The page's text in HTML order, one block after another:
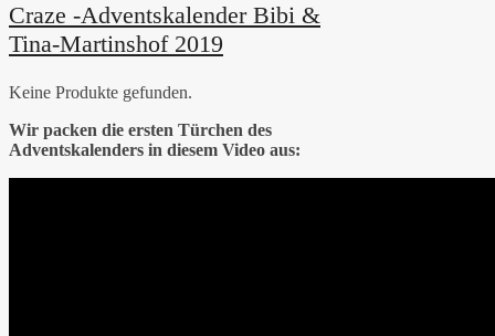
Craze -Adventskalender Bibi &
Tina-Martinshof 2019
Keine Produkte gefunden.
Wir packen die ersten Türchen des
Adventskalenders in diesem Video aus: